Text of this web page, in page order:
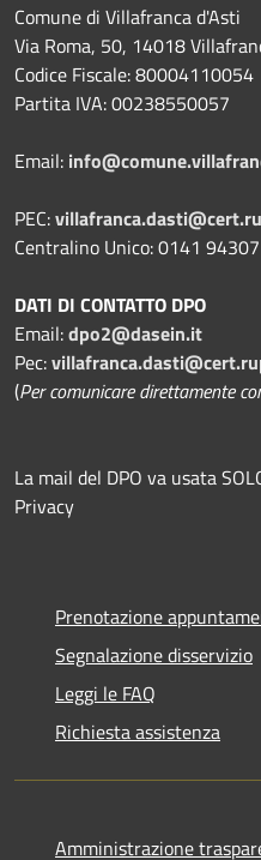
Comune di Villafranca d'Asti
Via Roma, 50, 14018
Codice Fiscale: 80004110054
Partita IVA: 00238550057
Email:
PEC:
Centralino Unico: 0141
DATI DI CONTATTO DPO
Email:dpo2@dasein.it
Pec:
(Per comunicare direttamente
La mail del DPO va usata
Privacy
Prenotazione
Segnalazione disservizio
Leggi le FAQ
Richiesta assistenza
Amministrazione